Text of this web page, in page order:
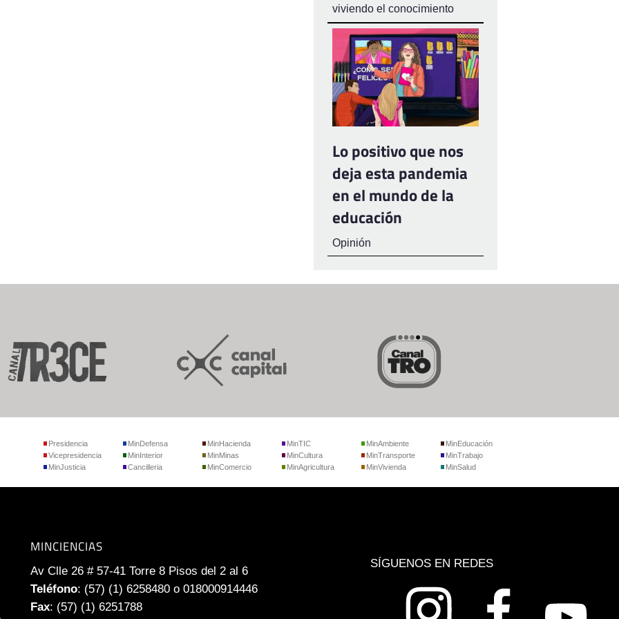
viviendo el conocimiento
Lo positivo que nos
deja esta pandemia
en el mundo de la
educación
Opinión
Presidencia
Vicepresidencia
MinJusticia
MinDefensa
MinInterior
Cancilleria
MinHacienda
MinMinas
MinComercio
MinTIC
MinCultura
MinAgricultura
MinAmbiente
MinTransporte
MinVivienda
MinEducación
MinTrabajo
MinSalud
MINCIENCIAS
Av Clle 26 # 57-41 Torre 8 Pisos del 2 al 6
Teléfono: (57) (1) 6258480 o 018000914446
Fax: (57) (1) 6251788
SÍGUENOS EN REDES